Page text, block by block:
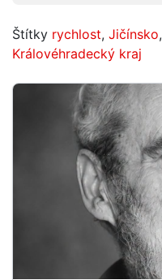
Štítky rychlost, Jičínsko,
Královéhradecký kraj